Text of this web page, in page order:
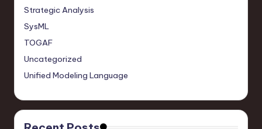
Strategic Analysis
SysML
TOGAF
Uncategorized
Unified Modeling Language